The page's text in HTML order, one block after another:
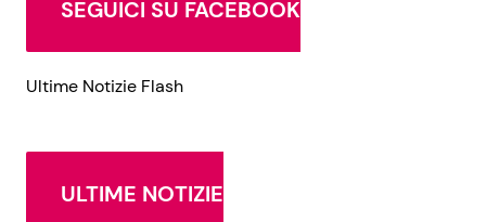
SEGUICI SU FACEBOOK
Ultime Notizie Flash
ULTIME NOTIZIE